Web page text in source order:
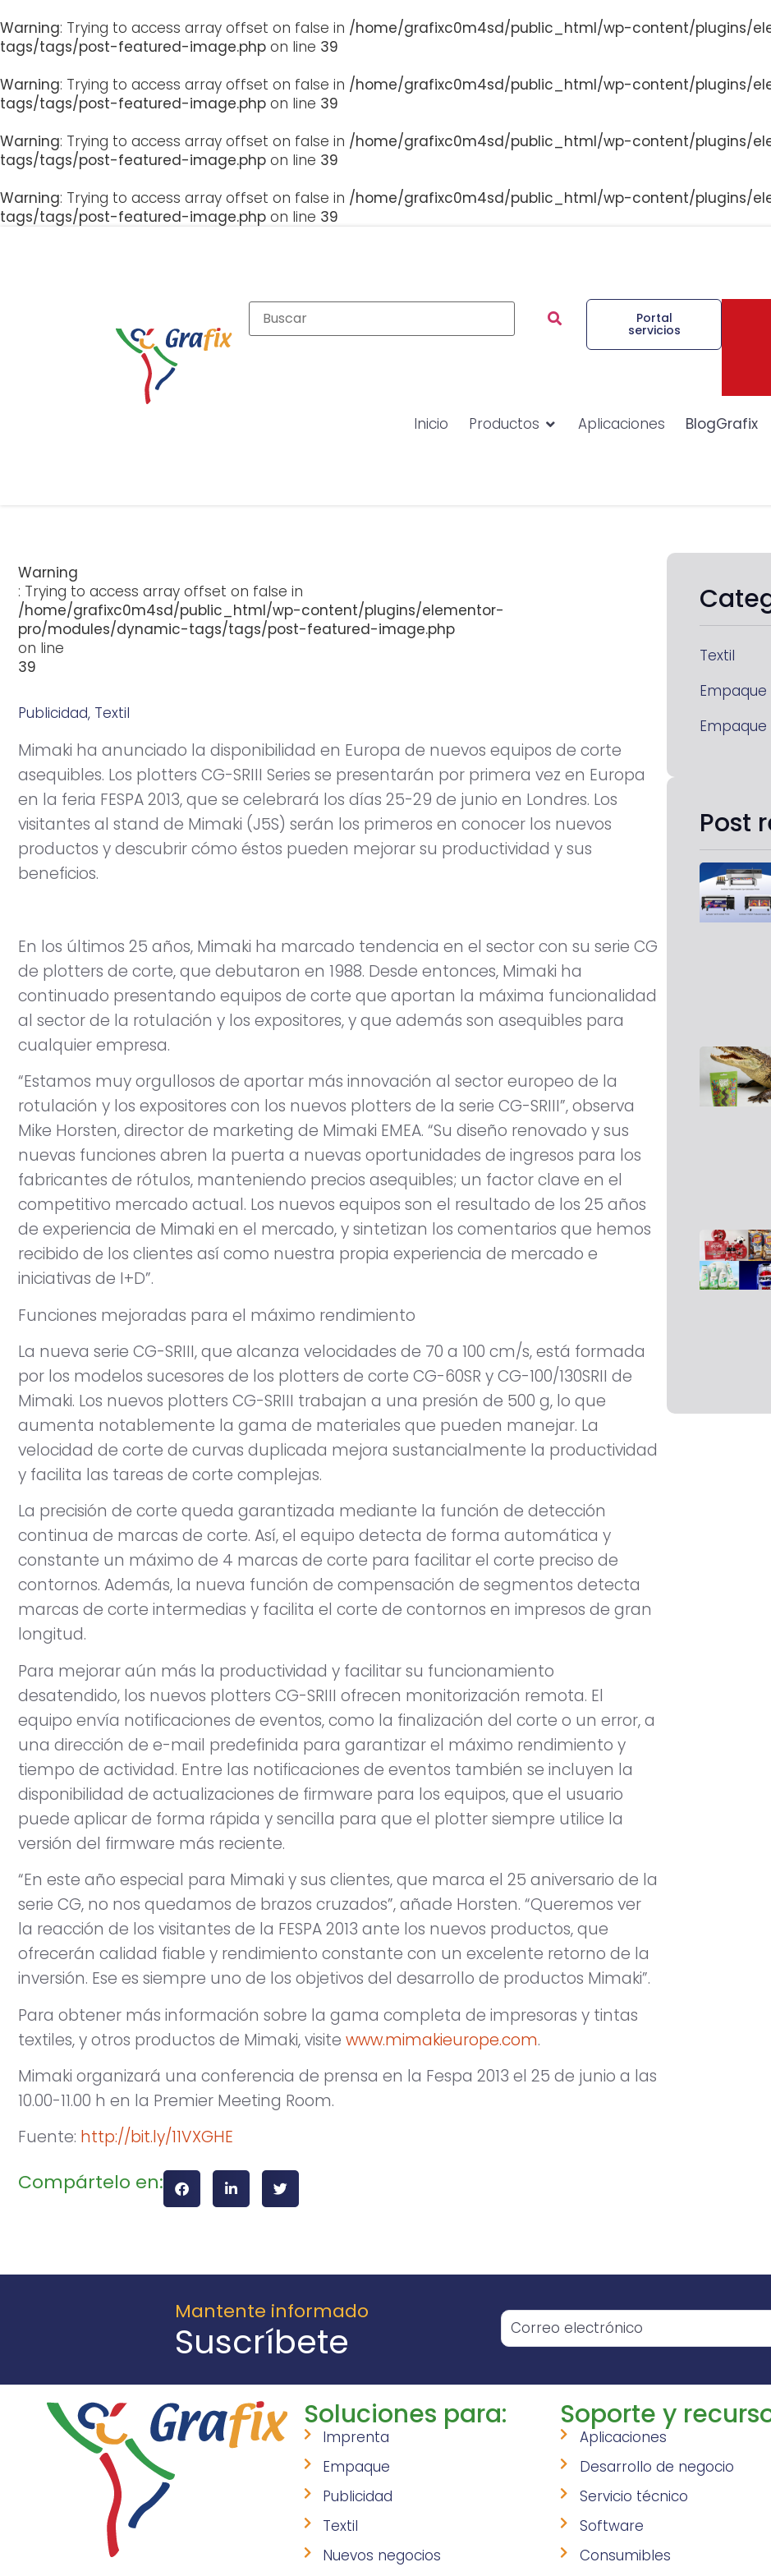
Warning: Trying to access array offset on false in /home/grafixc0m4sd/public_html/wp-content/plugins/
tags/tags/post-featured-image.php on line 39
Warning: Trying to access array offset on false in /home/grafixc0m4sd/public_html/wp-content/plugins/
tags/tags/post-featured-image.php on line 39
Warning: Trying to access array offset on false in /home/grafixc0m4sd/public_html/wp-content/plugins/
tags/tags/post-featured-image.php on line 39
Warning: Trying to access array offset on false in /home/grafixc0m4sd/public_html/wp-content/plugins/
tags/tags/post-featured-image.php on line 39
Portal
servicios
Inicio Productos Aplicaciones BlogGrafix
Warning
: Trying to access array offset on false in
/home/grafixc0m4sd/public_html/wp-content/plugins/elementor-
pro/modules/dynamic-tags/tags/post-featured-image.php
on line
39
Publicidad, Textil
Mimaki ha anunciado la disponibilidad en Europa de nuevos equipos de corte
asequibles. Los plotters CG-SRIII Series se presentarán por primera vez en Europa
en la feria FESPA 2013, que se celebrará los días 25-29 de junio en Londres. Los
visitantes al stand de Mimaki (J5S) serán los primeros en conocer los nuevos
productos y descubrir cómo éstos pueden mejorar su productividad y sus
beneficios.
En los últimos 25 años, Mimaki ha marcado tendencia en el sector con su serie CG
de plotters de corte, que debutaron en 1988. Desde entonces, Mimaki ha
continuado presentando equipos de corte que aportan la máxima funcionalidad
al sector de la rotulación y los expositores, y que además son asequibles para
cualquier empresa.
“Estamos muy orgullosos de aportar más innovación al sector europeo de la
rotulación y los expositores con los nuevos plotters de la serie CG-SRIII”, observa
Mike Horsten, director de marketing de Mimaki EMEA. “Su diseño renovado y sus
nuevas funciones abren la puerta a nuevas oportunidades de ingresos para los
fabricantes de rótulos, manteniendo precios asequibles; un factor clave en el
competitivo mercado actual. Los nuevos equipos son el resultado de los 25 años
de experiencia de Mimaki en el mercado, y sintetizan los comentarios que hemos
recibido de los clientes así como nuestra propia experiencia de mercado e
iniciativas de I+D”.
Funciones mejoradas para el máximo rendimiento
La nueva serie CG-SRIII, que alcanza velocidades de 70 a 100 cm/s, está formada
por los modelos sucesores de los plotters de corte CG-60SR y CG-100/130SRII de
Mimaki. Los nuevos plotters CG-SRIII trabajan a una presión de 500 g, lo que
aumenta notablemente la gama de materiales que pueden manejar. La
velocidad de corte de curvas duplicada mejora sustancialmente la productividad
y facilita las tareas de corte complejas.
La precisión de corte queda garantizada mediante la función de detección
continua de marcas de corte. Así, el equipo detecta de forma automática y
constante un máximo de 4 marcas de corte para facilitar el corte preciso de
contornos. Además, la nueva función de compensación de segmentos detecta
marcas de corte intermedias y facilita el corte de contornos en impresos de gran
longitud.
Para mejorar aún más la productividad y facilitar su funcionamiento
desatendido, los nuevos plotters CG-SRIII ofrecen monitorización remota. El
equipo envía notificaciones de eventos, como la finalización del corte o un error, a
una dirección de e-mail predefinida para garantizar el máximo rendimiento y
tiempo de actividad. Entre las notificaciones de eventos también se incluyen la
disponibilidad de actualizaciones de firmware para los equipos, que el usuario
puede aplicar de forma rápida y sencilla para que el plotter siempre utilice la
versión del firmware más reciente.
“En este año especial para Mimaki y sus clientes, que marca el 25 aniversario de la
serie CG, no nos quedamos de brazos cruzados”, añade Horsten. “Queremos ver
la reacción de los visitantes de la FESPA 2013 ante los nuevos productos, que
ofrecerán calidad fiable y rendimiento constante con un excelente retorno de la
inversión. Ese es siempre uno de los objetivos del desarrollo de productos Mimaki”.
Para obtener más información sobre la gama completa de impresoras y tintas
textiles, y otros productos de Mimaki, visite www.mimakieurope.com.
Mimaki organizará una conferencia de prensa en la Fespa 2013 el 25 de junio a las
10.00-11.00 h en la Premier Meeting Room.
Fuente: http://bit.ly/11VXGHE
Compártelo en:
Textil
Empaque
Empaque
Post
Mantente informado
Suscríbete
Soluciones para:
Imprenta
Empaque
Publicidad
Textil
Nuevos negocios
Soporte y
Aplicaciones
Desarrollo de negocio
Servicio técnico
Software
Consumibles